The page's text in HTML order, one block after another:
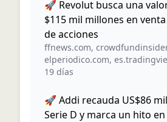
🚀 Revolut busca una
$115 mil millones en
de acciones
ffnews.com,
elperiodico.com,
19 días
🚀 Addi recauda US$86
Serie D y marca un hito en